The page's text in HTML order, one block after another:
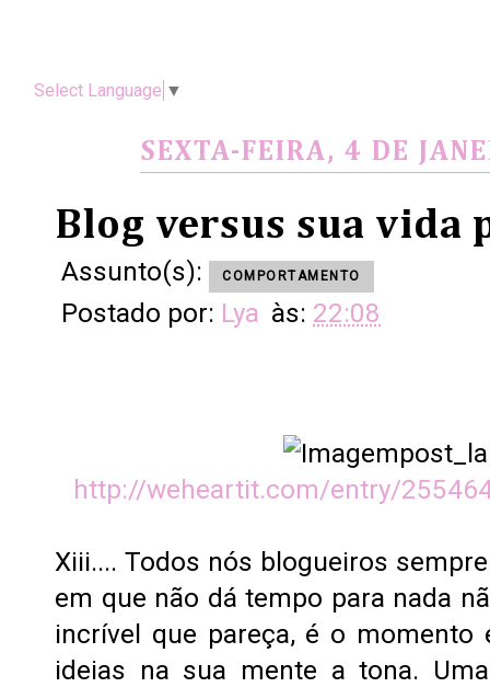
Select Language ▼
SEXTA-FEIRA, 4 DE
Blog versus sua vida
Assunto(s): COMPORTAMENTO
Postado por: Lya às: 22:08
http://weheartit.com/entry/
Xiii.... Todos nós blogueiros
em que não dá tempo para nada
incrível que pareça, é o momento
ideias na sua mente a tona.